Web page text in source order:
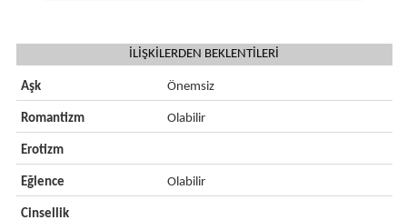
İLİŞKİLERDEN BEKLENTİLERİ
Aşk Önemsiz
Romantizm Olabilir
Erotizm
Eğlence Olabilir
Cinsellik